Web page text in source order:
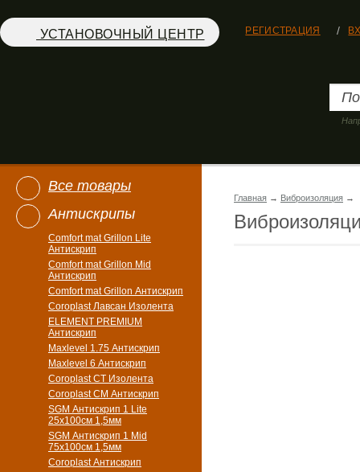
УСТАНОВОЧНЫЙ ЦЕНТР РЕГИСТРАЦИЯ
Все товары
Антискрипы
Comfort mat Grillon Lite
Антискрип
Comfort mat Grillon Mid
Антискрип
Comfort mat Grillon Антискрип
Coroplast Лавсан Изолента
ELEMENT PREMIUM
Антискрип
Maxlevel 1.75 Антискрип
Maxlevel 6 Антискрип
Coroplast CT Изолента
Coroplast CM Антискрип
SGM Антискрип 1 Lite
25x100cм 1,5мм
SGM Антискрип 1 Mid
75x100cм 1,5мм
Coroplast Антискрип
Главная → Виброизоляция →